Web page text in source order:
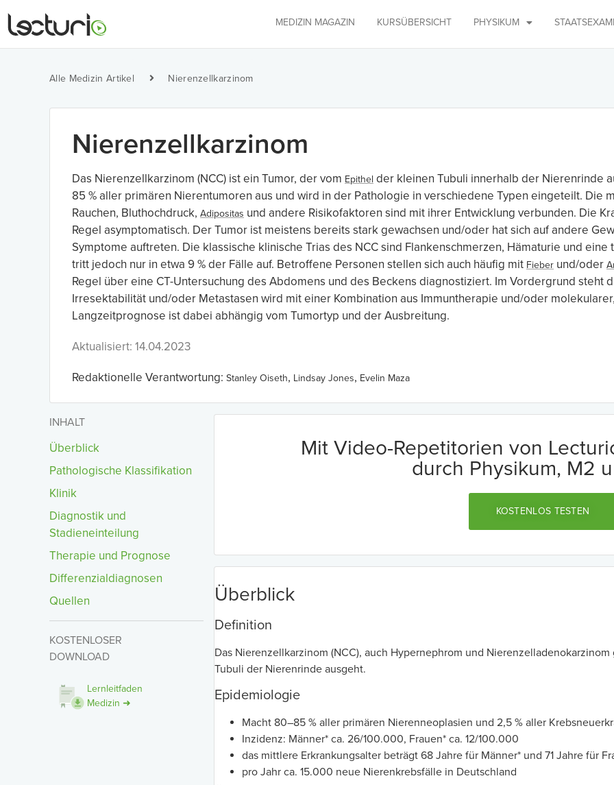
MEDIZIN MAGAZIN KURSÜBERSICHT PHYSIKUM
Alle Medizin Artikel Nierenzellkarzinom
Nierenzellkarzinom
Das Nierenzellkarzinom (NCC) ist ein Tumor, der vom Epithel der kleinen Tubuli innerhalb der Nierenrinde
85 % aller primären Nierentumoren aus und wird in der Pathologie in verschiedene Typen eingeteilt. Die
Rauchen, Bluthochdruck, Adipositas und andere Risikofaktoren sind mit ihrer Entwicklung verbunden. Die
Regel asymptomatisch. Der Tumor ist meistens bereits stark gewachsen und/oder hat sich auf andere
Symptome auftreten. Die klassische klinische Trias des NCC sind Flankenschmerzen, Hämaturie und
tritt jedoch nur in etwa 9 % der Fälle auf. Betroffene Personen stellen sich auch häufig mit Fieber und/oder
Regel über eine CT-Untersuchung des Abdomens und des Beckens diagnostiziert. Im Vordergrund steht
Irresektabilität und/oder Metastasen wird mit einer Kombination aus Immuntherapie und/oder
Langzeitprognose ist dabei abhängig vom Tumortyp und der Ausbreitung.
Aktualisiert: 14.04.2023
Redaktionelle Verantwortung: Stanley Oiseth, Lindsay Jones, Evelin Maza
INHALT
Überblick
Pathologische Klassifikation
Klinik
Diagnostik und
Stadieneinteilung
Therapie und Prognose
Differenzialdiagnosen
Quellen
KOSTENLOSER
DOWNLOAD
Lernleitfaden
Medizin ➜
Mit Video-Repetitorien von
durch Physikum, M2
KOSTENLOS TESTEN
Überblick
Definition
Das Nierenzellkarzinom (NCC), auch Hypernephrom und
Tubuli der Nierenrinde ausgeht.
Epidemiologie
Macht 80–85 % aller primären Nierenneoplasien und 2,5 % aller
Inzidenz: Männer* ca. 26/100.000, Frauen* ca. 12/100.000
das mittlere Erkrankungsalter beträgt 68 Jahre für Männer* und 71 Jahre für
pro Jahr ca. 15.000 neue Nierenkrebsfälle in Deutschland